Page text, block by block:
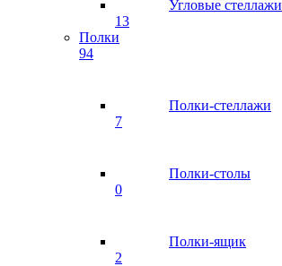
Угловые стеллажи
13
Полки
94
Полки-стеллажи
7
Полки-столы
0
Полки-ящик
2